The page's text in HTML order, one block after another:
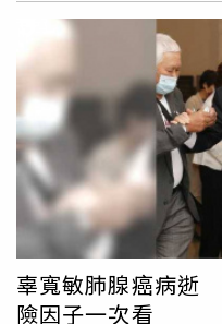
復發，對病人身體負擔
手術大多可用微創胸腔鏡
速、住院天數縮短，因此
代。除了直接切除，也可
正常組織的傷害較小，可
的肺癌病人替代選擇。
醫師說明，案例孫太太
藥物進行治療，並且在服
消失，只剩下一小塊區域
瘤大小與分佈範圍縮小到
度，因此為其安排手術。
辜寬敏肺腺癌病逝
險因子一次看